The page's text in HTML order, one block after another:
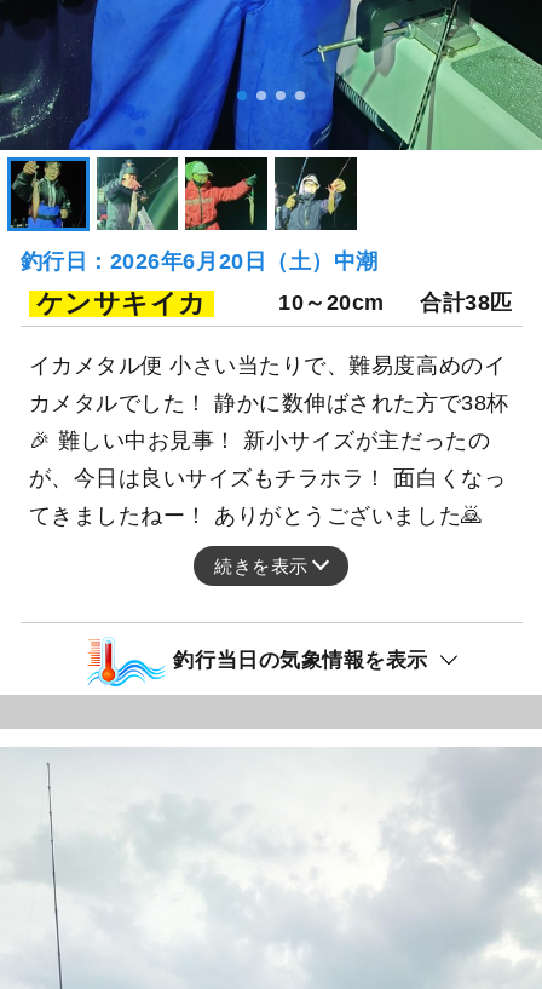
釣行日：2026年6月20日（土）中潮
ケンサキイカ 10～20cm 合計38匹
イカメタル便 小さい当たりで、難易度高めのイ
カメタルでした！ 静かに数伸ばされた方で38杯
🎉 難しい中お見事！ 新小サイズが主だったの
が、今日は良いサイズもチラホラ！ 面白くなっ
てきましたねー！ ありがとうございました🙇
続きを表示
釣行当日の気象情報を表示